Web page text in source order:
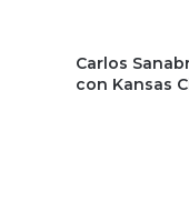
Carlos
con Kansas